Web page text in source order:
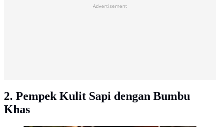
Advertisement
2. Pempek Kulit Sapi dengan Bumbu
Khas